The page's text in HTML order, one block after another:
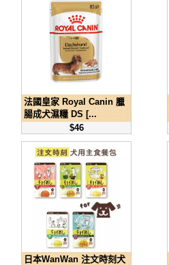
法國皇家 Royal Canin 臘
腸成犬濕糧 DS [...
$46
日本WanWan 注文時刻犬